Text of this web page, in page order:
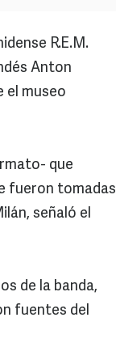
R.E.M.
Anton
el museo
que
fueron tomadas
señaló el
de la banda,
fuentes del